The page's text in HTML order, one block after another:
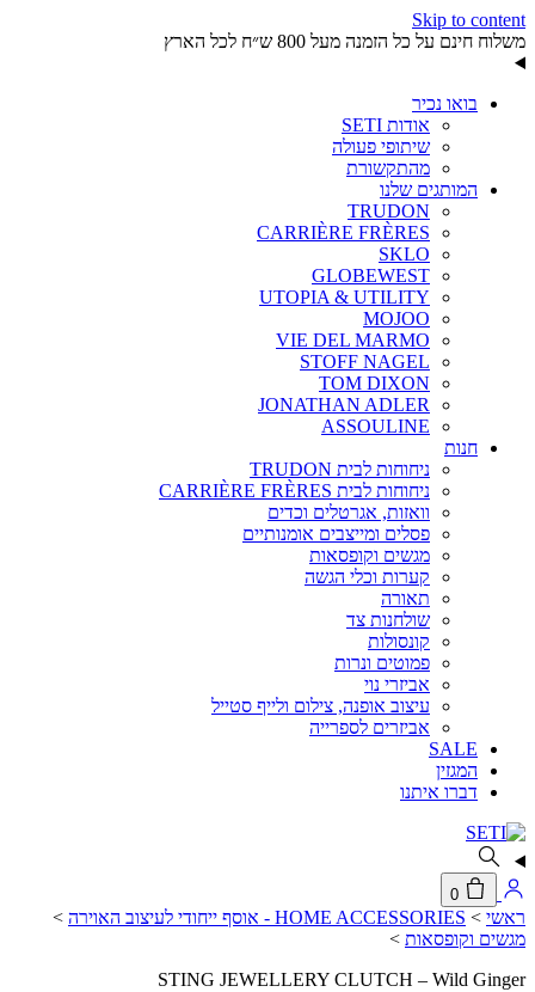
Skip to content
משלוח חינם על כל הזמנה מעל 800 ש״ח לכל הארץ
בואו נכיר
אודות SETI
שיתופי פעולה
מהתקשורת
המותגים שלנו
TRUDON
CARRIÈRE FRÈRES
SKLO
GLOBEWEST
UTOPIA & UTILITY
MOJOO
VIE DEL MARMO
STOFF NAGEL
TOM DIXON
JONATHAN ADLER
ASSOULINE
חנות
ניחוחות לבית TRUDON
ניחוחות לבית CARRIÈRE FRÈRES
וואזות, אגרטלים וכדים
פסלים ומייצבים אומנותיים
מגשים וקופסאות
קערות וכלי הגשה
תאורה
שולחנות צד
קונסולות
פמוטים ונרות
אביזרי נוי
עיצוב אופנה, צילום ולייף סטייל
אביזרים לספרייה
SALE
המגזין
דברו איתנו
0
ראשי > HOME ACCESSORIES - אוסף ייחודי לעיצוב האוירה
>
מגשים וקופסאות >
STING JEWELLERY CLUTCH – Wild Ginger